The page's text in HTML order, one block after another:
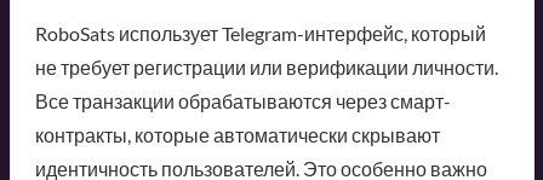
RoboSats использует Telegram-интерфейс, который
не требует регистрации или верификации личности.
Все транзакции обрабатываются через смарт-
контракты, которые автоматически скрывают
идентичность пользователей. Это особенно важно